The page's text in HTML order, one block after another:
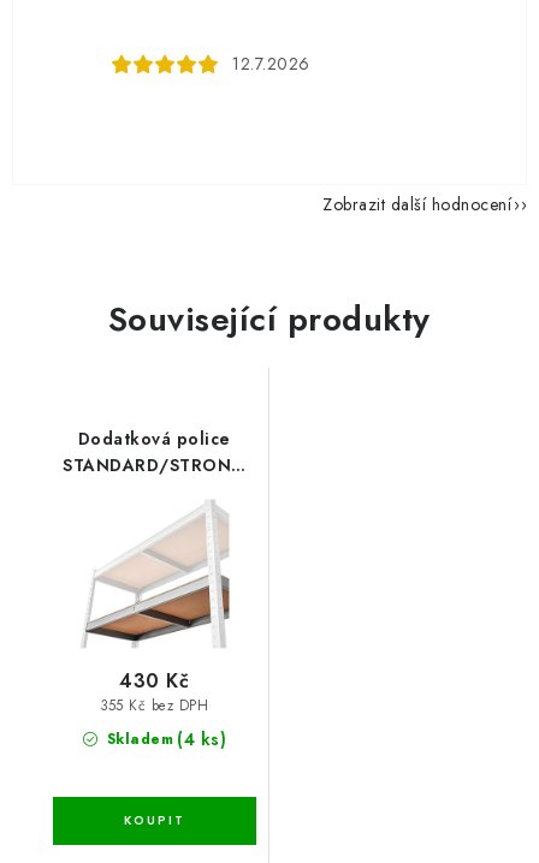
12.7.2026
Zobrazit další hodnocení
Související produkty
Dodatková police
STANDARD/STRONG
Skladem (4 ks)
355 Kč bez DPH
430 Kč